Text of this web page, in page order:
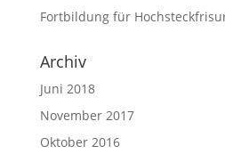
Fortbildung für
Archiv
Juni 2018
November 2017
Oktober 2016